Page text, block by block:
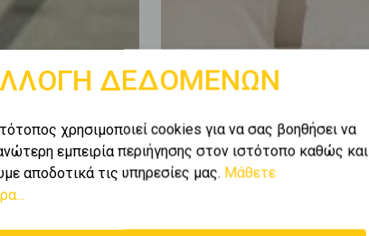
ΔΕΔΟΜΕΝΩΝ
χρησιμοποιεί cookies για να σας βοηθήσει να
εμπειρία περιήγησης στον ιστότοπο καθώς και
αποδοτικά τις υπηρεσίες μας. Μάθετε